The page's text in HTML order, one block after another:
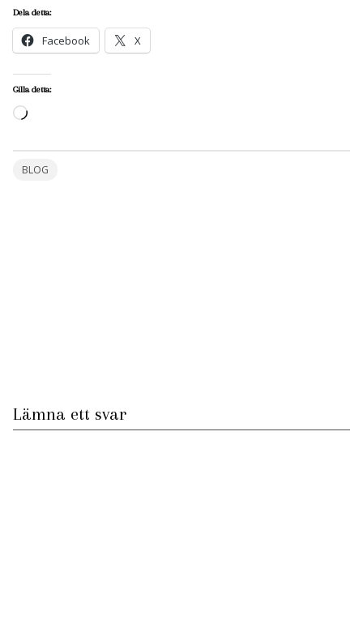
Dela detta:
Facebook X
Gilla detta:
Laddar
BLOG
Lämna ett svar